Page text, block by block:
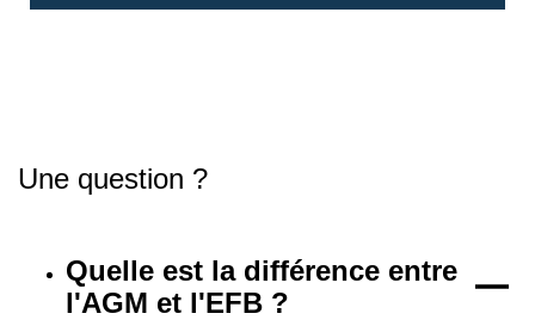
Une question ?
Quelle est la différence entre
l'AGM et l'EFB ?